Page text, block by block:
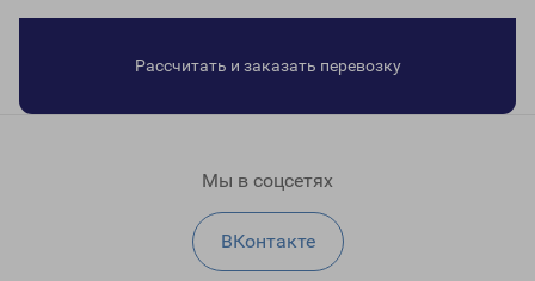
Рассчитать и заказать перевозку
Мы в соцсетях
ВКонтакте